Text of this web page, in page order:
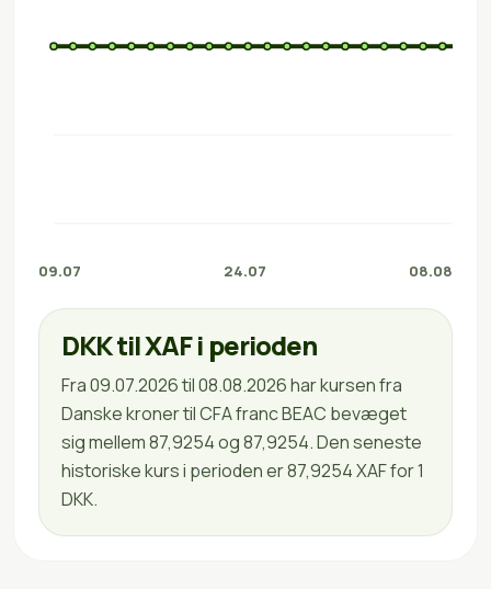
09.07 24.07 08.08
DKK til XAF i perioden
Fra 09.07.2026 til 08.08.2026 har kursen fra
Danske kroner til CFA franc BEAC bevæget
sig mellem 87,9254 og 87,9254. Den seneste
historiske kurs i perioden er 87,9254 XAF for 1
DKK.